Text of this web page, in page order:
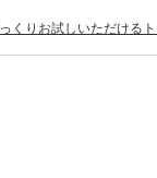
くりお試しいただける